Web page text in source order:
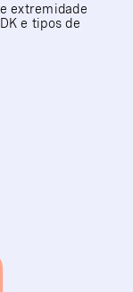
extremidade
e tipos de